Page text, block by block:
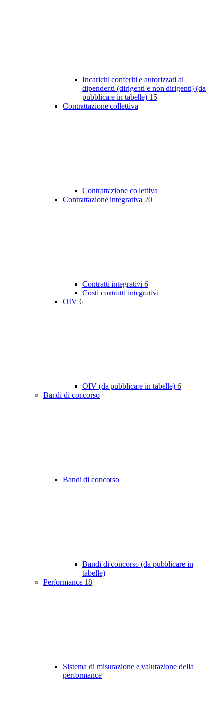
Incarichi conferiti e autorizzati ai
dipendenti (dirigenti e non dirigenti) (da
pubblicare in tabelle) 15
Contrattazione collettiva
Contrattazione collettiva
Contrattazione integrativa 20
Contratti integrativi 6
Costi contratti integrativi
OIV 6
OIV (da pubblicare in tabelle) 6
Bandi di concorso
Bandi di concorso
Bandi di concorso (da pubblicare in
tabelle)
Performance 18
Sistema di misurazione e valutazione della
performance